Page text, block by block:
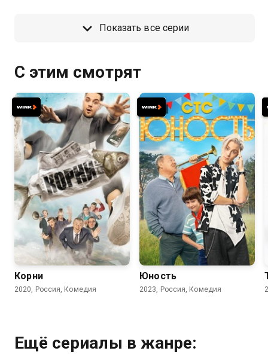
Показать все серии
С этим смотрят
7.7
Корни
2020, Россия, Комедия
7.8
Юность
2023, Россия, Комедия
Ещё сериалы в жанре: